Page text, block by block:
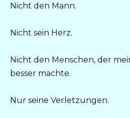
Nicht den Mann.
Nicht sein Herz.
Nicht den Menschen, der
besser machte.
Nur seine Verletzungen.